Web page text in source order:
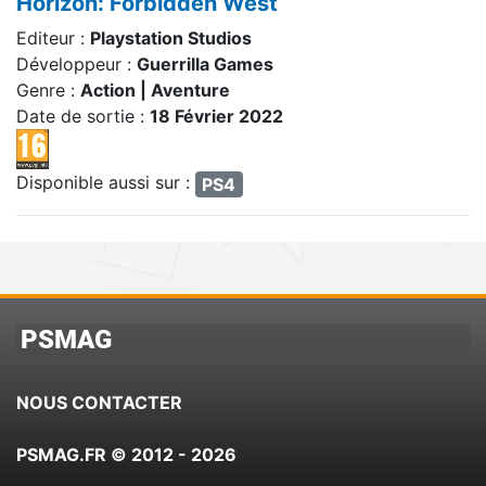
Editeur : Playstation Studios
Développeur : Guerrilla Games
Genre : Action | Aventure
Date de sortie : 18 Février 2022
Disponible aussi sur : PS4
PSMAG
NOUS CONTACTER
PSMAG.FR © 2012 - 2026